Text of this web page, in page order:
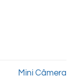
Mini Câmera